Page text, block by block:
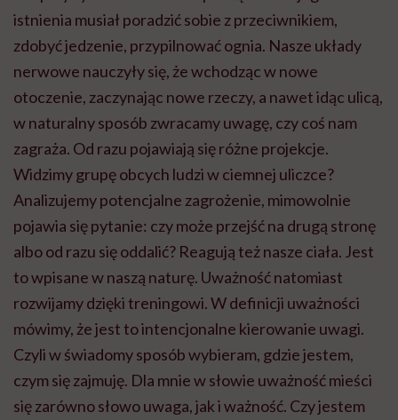
istnienia musiał poradzić sobie z przeciwnikiem,
zdobyć jedzenie, przypilnować ognia. Nasze układy
nerwowe nauczyły się, że wchodząc w nowe
otoczenie, zaczynając nowe rzeczy, a nawet idąc ulicą,
w naturalny sposób zwracamy uwagę, czy coś nam
zagraża. Od razu pojawiają się różne projekcje.
Widzimy grupę obcych ludzi w ciemnej uliczce?
Analizujemy potencjalne zagrożenie, mimowolnie
pojawia się pytanie: czy może przejść na drugą stronę
albo od razu się oddalić? Reagują też nasze ciała. Jest
to wpisane w naszą naturę. Uważność natomiast
rozwijamy dzięki treningowi. W definicji uważności
mówimy, że jest to intencjonalne kierowanie uwagi.
Czyli w świadomy sposób wybieram, gdzie jestem,
czym się zajmuję. Dla mnie w słowie uważność mieści
się zarówno słowo uwaga, jak i ważność. Czy jestem